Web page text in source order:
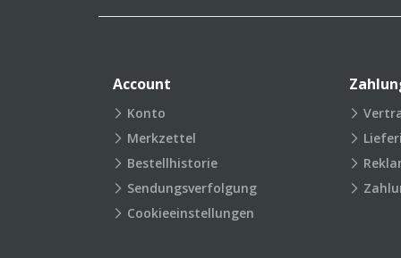
Account
Konto
Merkzettel
Bestellhistorie
Sendungsverfolgung
Cookieeinstellungen